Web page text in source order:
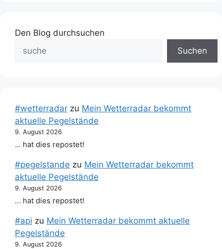
Den Blog durchsuchen
Suchen
#wetterradar zu Mein Wetterradar bekommt
aktuelle Pegelstände
9. August 2026
… hat dies repostet!
#pegelstande zu Mein Wetterradar bekommt
aktuelle Pegelstände
9. August 2026
… hat dies repostet!
#api zu Mein Wetterradar bekommt aktuelle
Pegelstände
9. August 2026